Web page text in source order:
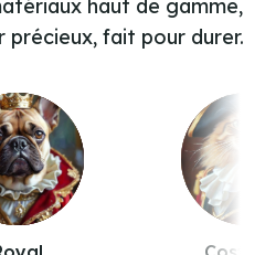
haut de gamme,
précieux, fait pour durer.